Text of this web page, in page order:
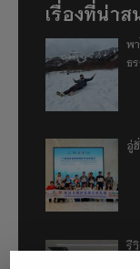
เรื่องที่น่าส
พ
ธ
อู่
รี